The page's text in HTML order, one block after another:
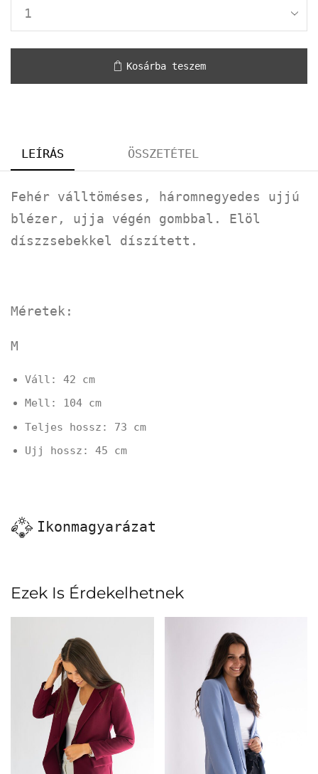
Kosárba teszem
LEÍRÁS ÖSSZETÉTEL
Fehér válltöméses, háromnegyedes ujjú
blézer, ujja végén gombbal. Elöl
díszzsebekkel díszített.
Méretek:
M
Váll: 42 cm
Mell: 104 cm
Teljes hossz: 73 cm
Ujj hossz: 45 cm
Ikonmagyarázat
Ezek Is Érdekelhetnek